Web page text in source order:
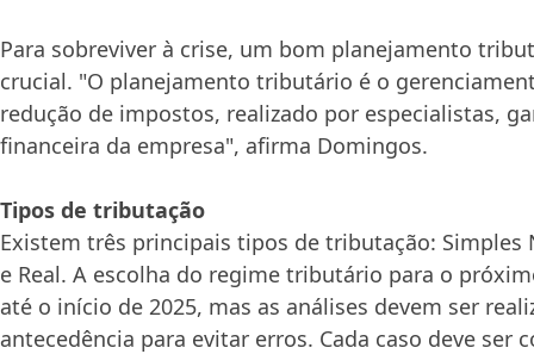
Para sobreviver à crise, um bom planejamento
crucial. "O planejamento tributário é o
redução de impostos, realizado por especialistas,
financeira da empresa", afirma Domingos.
Tipos de tributação
Existem três principais tipos de tributação: Simples
e Real. A escolha do regime tributário para o
até o início de 2025, mas as análises devem ser
antecedência para evitar erros. Cada caso deve ser